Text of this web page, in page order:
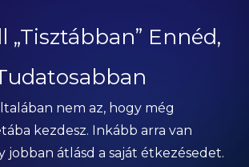
„Tisztábban” Ennéd,
nem az, hogy még
kezdesz. Inkább arra van
jobban átlásd a saját étkezésedet.